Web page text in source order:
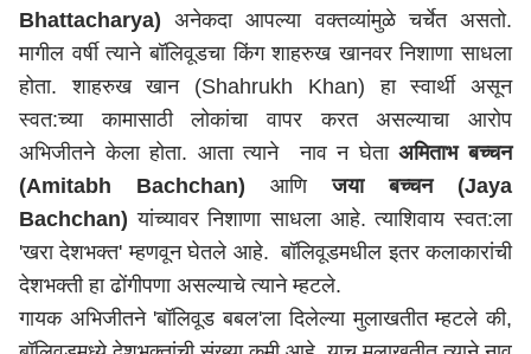
Bhattacharya)
अनेकदा आपल्या वक्तव्यांमुळे चर्चेत असतो.
मागील वर्षी त्याने बॉलिवूडचा किंग शाहरुख खानवर निशाणा साधला
होता. शाहरुख खान (Shahrukh Khan) हा स्वार्थी असून
स्वत:च्या कामासाठी लोकांचा वापर करत असल्याचा आरोप
अभिजीतने केला होता. आता त्याने नाव न घेताअमिताभ बच्चन
(Amitabh Bachchan)
आणिजया बच्चन (Jaya
Bachchan) यांच्यावर निशाणा साधला आहे. त्याशिवाय स्वत:ला
'खरा देशभक्त' म्हणवून घेतले आहे. बॉलिवूडमधील इतर कलाकारांची
देशभक्ती हा ढोंगीपणा असल्याचे त्याने म्हटले.
गायक अभिजीतने 'बॉलिवूड बबल'ला दिलेल्या मुलाखतीत म्हटले की,